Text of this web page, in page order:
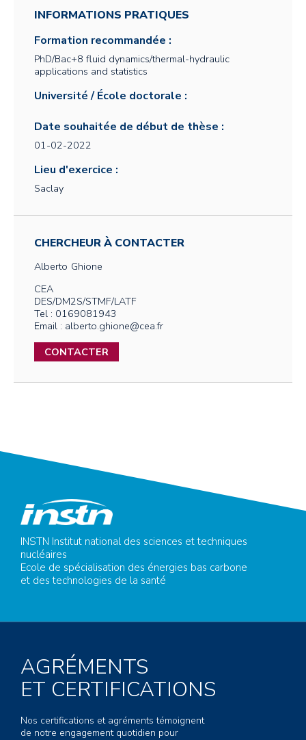
INFORMATIONS PRATIQUES
Formation recommandée :
PhD/Bac+8 fluid dynamics/thermal-hydraulic
applications and statistics
Université / École doctorale :
Date souhaitée de début de thèse :
01-02-2022
Lieu d'exercice :
Saclay
CHERCHEUR À CONTACTER
Alberto Ghione
CEA
DES/DM2S/STMF/LATF
Tel : 0169081943
Email : alberto.ghione@cea.fr
CONTACTER
INSTN Institut national des sciences et techniques
nucléaires
Ecole de spécialisation des énergies bas carbone
et des technologies de la santé
AGRÉMENTS
ET CERTIFICATIONS
Nos certifications et agréments témoignent
de notre engagement quotidien pour